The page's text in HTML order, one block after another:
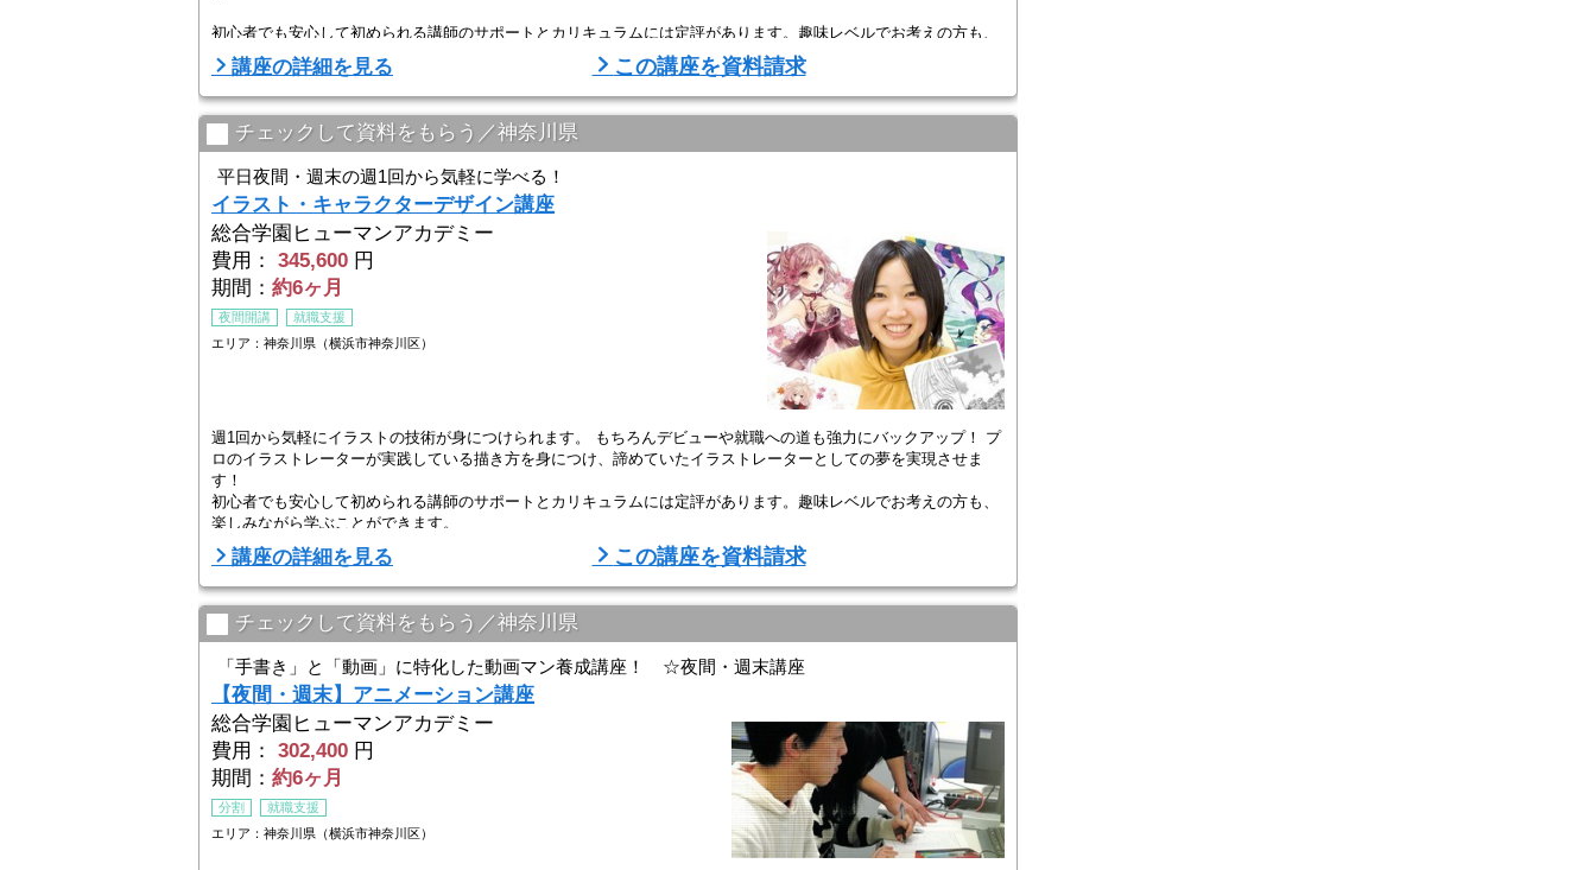
初心者でも安心して初められる講師のサポートとカリキュラムには定評があります。趣味レベルでお考えの方も、
楽しみながら学ぶことができます。
講座の詳細を見る この講座を資料請求
チェックして資料をもらう／神奈川県
平日夜間・週末の週1回から気軽に学べる！
イラスト・キャラクターデザイン講座
総合学園ヒューマンアカデミー
費用：
345,600 円
期間： 約6ヶ月
夜間開講
就職支援
エリア：神奈川県（横浜市神奈川区）
週1回から気軽にイラストの技術が身につけられます。 もちろんデビューや就職への道も強力にバックアップ！ プ
ロのイラストレーターが実践している描き方を身につけ、諦めていたイラストレーターとしての夢を実現させま
す！
初心者でも安心して初められる講師のサポートとカリキュラムには定評があります。趣味レベルでお考えの方も、
楽しみながら学ぶことができます。
講座の詳細を見る この講座を資料請求
チェックして資料をもらう／神奈川県
「手書き」と「動画」に特化した動画マン養成講座！ ☆夜間・週末講座
【夜間・週末】アニメーション講座
総合学園ヒューマンアカデミー
費用：
302,400 円
期間： 約6ヶ月
分割
就職支援
エリア：神奈川県（横浜市神奈川区）